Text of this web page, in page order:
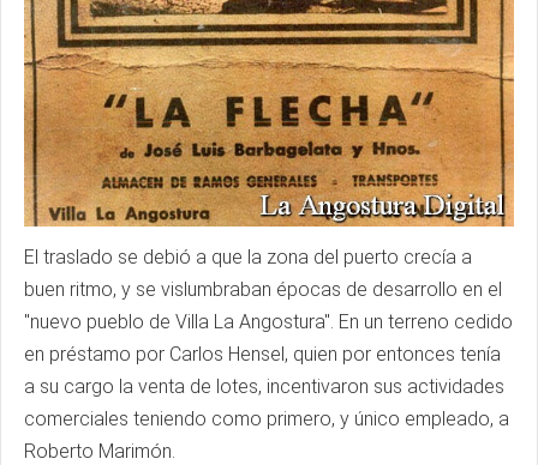
El traslado se debió a que la zona del puerto crecía a
buen ritmo, y se vislumbraban épocas de desarrollo en el
"nuevo pueblo de Villa La Angostura". En un terreno cedido
en préstamo por Carlos Hensel, quien por entonces tenía
a su cargo la venta de lotes, incentivaron sus actividades
comerciales teniendo como primero, y único empleado, a
Roberto Marimón.